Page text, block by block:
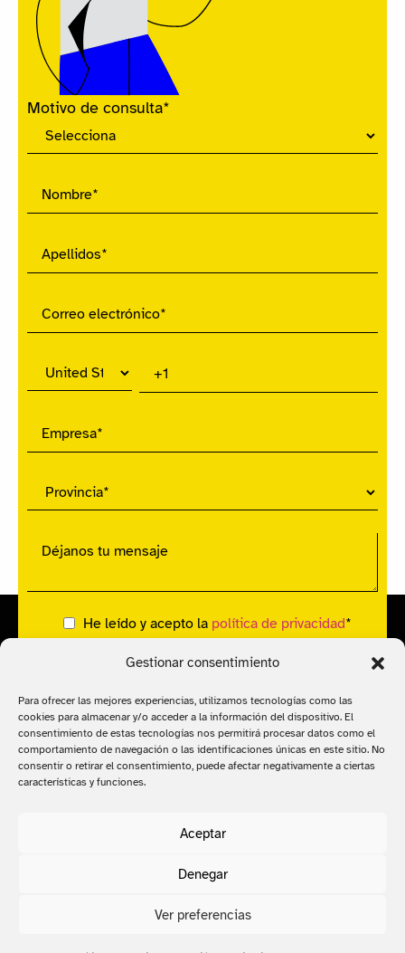
Gestionar consentimiento
Para ofrecer las mejores experiencias, utilizamos tecnologías como las
cookies para almacenar y/o acceder a la información del dispositivo. El
consentimiento de estas tecnologías nos permitirá procesar datos como el
comportamiento de navegación o las identificaciones únicas en este sitio. No
consentir o retirar el consentimiento, puede afectar negativamente a ciertas
características y funciones.
Aceptar
Denegar
Ver preferencias
Motivo de consulta*
He leído y acepto la política de privacidad*
Acepto recibir mensajes de SMS y/o
Whatsapp*